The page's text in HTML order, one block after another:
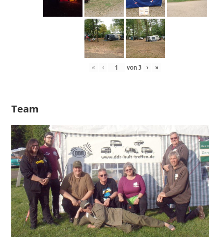
« ‹ von 3 › »
Team